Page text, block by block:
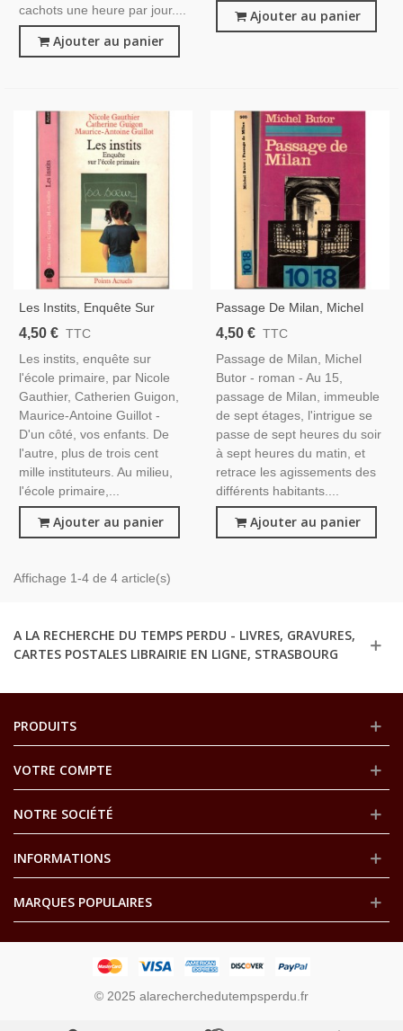
cachots une heure par jour....
Ajouter au panier
Ajouter au panier
Les Instits, Enquête Sur
L'école Primaire, Nicole
Enquête Sur L'école,
Pédagogie
4,50 € TTC
Les instits, enquête sur
l'école primaire, par Nicole
Gauthier, Catherien Guigon,
Maurice-Antoine Guillot -
D'un côté, vos enfants. De
l'autre, plus de trois cent
mille instituteurs. Au milieu,
l'école primaire,...
Ajouter au panier
Passage De Milan, Michel
Butor, 1970 - Société 1960,
4,50 € TTC
Passage de Milan, Michel
Butor - roman - Au 15,
passage de Milan, immeuble
de sept étages, l'intrigue se
passe de sept heures du soir
à sept heures du matin, et
retrace les agissements des
différents habitants....
Ajouter au panier
Affichage 1-4 de 4 article(s)
A LA RECHERCHE DU TEMPS PERDU - LIVRES, GRAVURES,
CARTES POSTALES LIBRAIRIE EN LIGNE, STRASBOURG
PRODUITS
VOTRE COMPTE
NOTRE SOCIÉTÉ
INFORMATIONS
MARQUES POPULAIRES
© 2025 alarecherchedutempsperdu.fr